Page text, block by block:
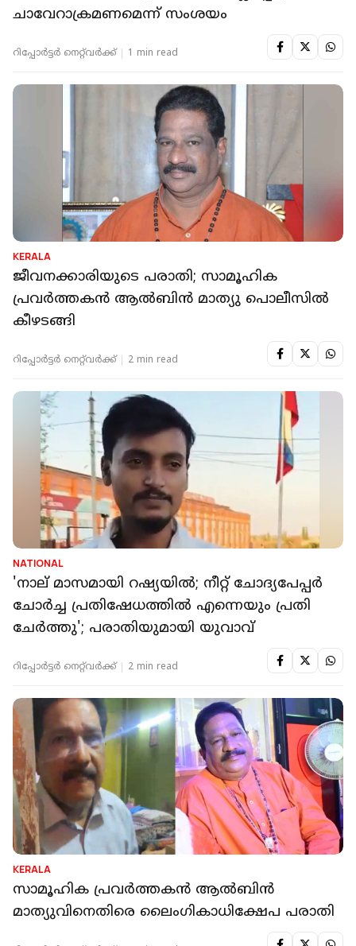
ചാവേറാക്രമണമെന്ന് സംശയം
റിപ്പോർട്ടർ നെറ്റ്‌വര്‍ക്ക്‌ 1 min read
KERALA
ജീവനക്കാരിയുടെ പരാതി; സാമൂഹിക
പ്രവര്‍ത്തകന്‍ ആല്‍ബിന്‍ മാത്യു പൊലീസില്‍
കീഴടങ്ങി
റിപ്പോർട്ടർ നെറ്റ്‌വര്‍ക്ക്‌ 2 min read
NATIONAL
'നാല് മാസമായി റഷ്യയിൽ; നീറ്റ് ചോദ്യപേപ്പർ
ചോർച്ച പ്രതിഷേധത്തിൽ എന്നെയും പ്രതി
ചേർത്തു'; പരാതിയുമായി യുവാവ്
റിപ്പോർട്ടർ നെറ്റ്‌വര്‍ക്ക്‌ 2 min read
KERALA
സാമൂഹിക പ്രവര്‍ത്തകന്‍ ആല്‍ബിന്‍
മാത്യുവിനെതിരെ ലൈംഗികാധിക്ഷേപ പരാതി